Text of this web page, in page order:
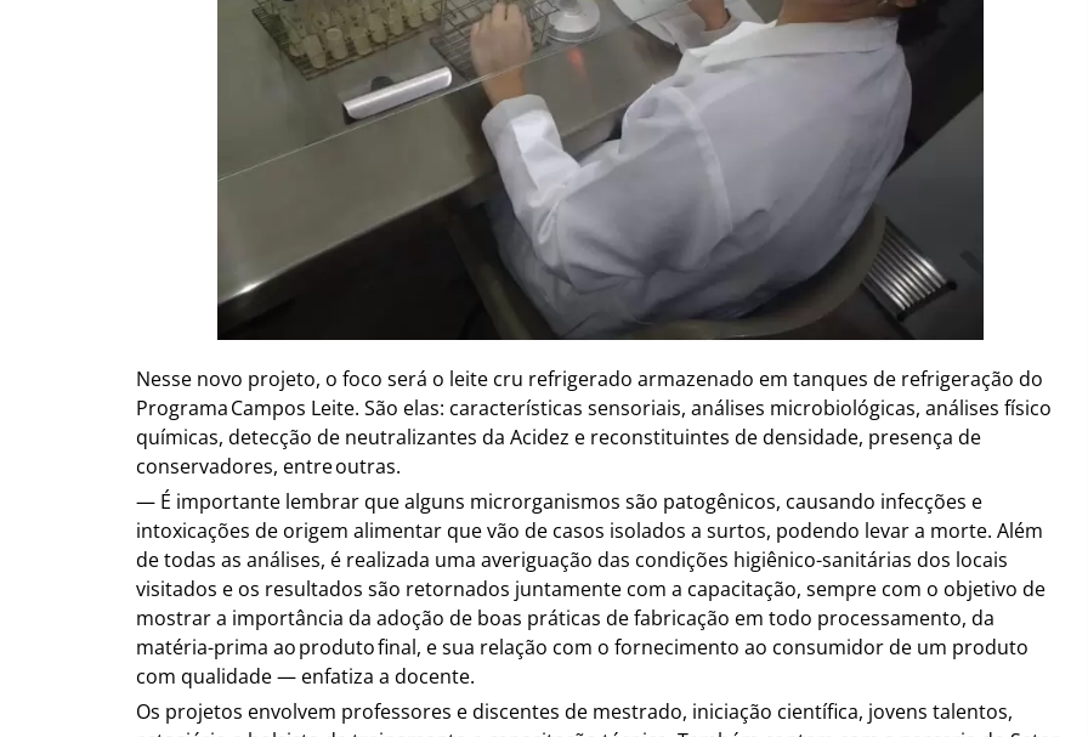
Nesse novo projeto, o foco será o leite cru refrigerado armazenado em tanques de refrigeração do
Programa Campos Leite. São elas: características sensoriais, análises microbiológicas, análises físico
químicas, detecção de neutralizantes da Acidez e reconstituintes de densidade, presença de
conservadores, entre outras.
— É importante lembrar que alguns microrganismos são patogênicos, causando infecções e
intoxicações de origem alimentar que vão de casos isolados a surtos, podendo levar a morte. Além
de todas as análises, é realizada uma averiguação das condições higiênico-sanitárias dos locais
visitados e os resultados são retornados juntamente com a capacitação, sempre com o objetivo de
mostrar a importância da adoção de boas práticas de fabricação em todo processamento, da
matéria-prima ao produto final, e sua relação com o fornecimento ao consumidor de um produto
com qualidade — enfatiza a docente.
Os projetos envolvem professores e discentes de mestrado, iniciação científica, jovens talentos,